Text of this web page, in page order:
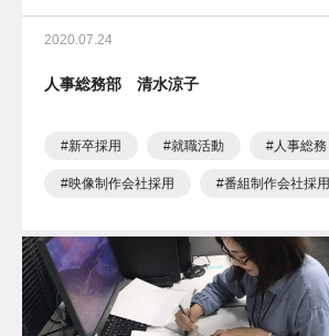
2020.07.24
人事総務部 清水涼子
新卒採用 就職活動 人事総務
映像制作会社採用 番組制作会社採用